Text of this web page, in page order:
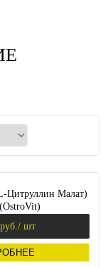
Цитруллин Малат)
/ шт